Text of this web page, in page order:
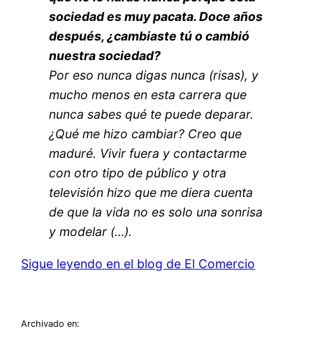
sociedad es muy pacata. Doce años
después, ¿cambiaste tú o cambió
nuestra sociedad?
Por eso nunca digas nunca (risas), y
mucho menos en esta carrera que
nunca sabes qué te puede deparar.
¿Qué me hizo cambiar? Creo que
maduré. Vivir fuera y contactarme
con otro tipo de público y otra
televisión hizo que me diera cuenta
de que la vida no es solo una sonrisa
y modelar (…).
Sigue leyendo en el blog de El Comercio
Archivado en: